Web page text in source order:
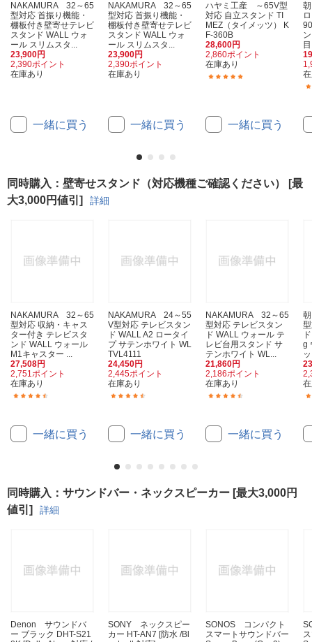
NAKAMURA 32～65
型対応 首振り機能・
棚板付き壁寄せテレビ
スタンド WALL ウォ
ール スリムスタ...
23,900円
2,390ポイント
在庫あり
一緒に買う
NAKAMURA 32～65
型対応 首振り機能・
棚板付き壁寄せテレビ
スタンド WALL ウォ
ール スリムスタ...
23,900円
2,390ポイント
在庫あり
一緒に買う
ハヤミ工産 ～65V型
対応 自立スタンド TI
MEZ（タイメッツ） K
F-360B
28,600円
2,860ポイント
在庫あり
一緒に買う
同時購入：壁寄せスタンド（対応機種ご確認ください） [最
大3,000円値引]
詳細
NAKAMURA 32～65
型対応 収納・キャス
ター付き テレビスタ
ンド WALL ウォール
M1キャスター ...
27,508円
2,751ポイント
在庫あり
一緒に買う
NAKAMURA 24～55
V型対応 テレビスタン
ド WALL A2 ロータイ
プ サテンホワイト WL
TVL4111
24,450円
2,445ポイント
在庫あり
一緒に買う
NAKAMURA 32～65
型対応 テレビスタン
ド WALL ウォール テ
レビ台用スタンド サ
テンホワイト WL...
21,860円
2,186ポイント
在庫あり
一緒に買う
g
同時購入：サウンドバー・ネックスピーカー [最大3,000円
値引]
詳細
Denon サウンドバ
ー ブラック DHT-S21
SONY ネックスピー
カー HT-AN7 [防水 /Bl
SONOS コンパクト
スマートサウンドバー